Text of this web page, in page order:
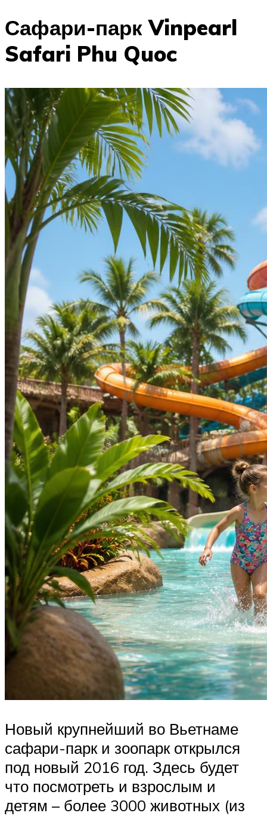
Сафари-парк Vinpearl
Safari Phu Quoc
Новый крупнейший во Вьетнаме
сафари-парк и зоопарк открылся
под новый 2016 год. Здесь будет
что посмотреть и взрослым и
детям – более 3000 животных (из